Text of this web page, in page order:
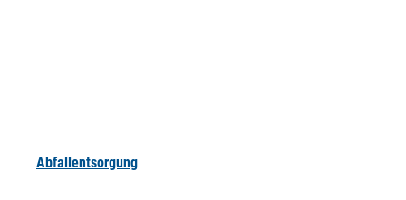
Abfallentsorgung